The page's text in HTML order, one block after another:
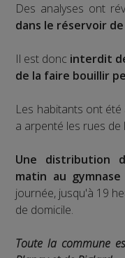
Des analyses ont
dans le réservoir de
Il est donc interdit
de la faire bouillir
Les habitants ont
a arpenté les rues de
Une distribution
matin au gymnase
journée, jusqu'à 19
de domicile.
Toute la commune